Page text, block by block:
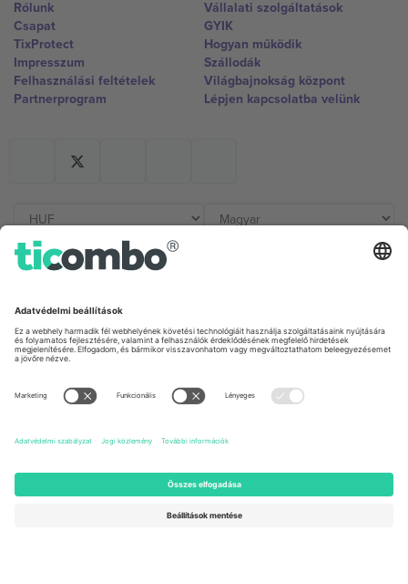
Rólunk
Csapat
TixProtect
Impresszum
Felhasználási feltételek
Partnerprogram
Vállalati szolgáltatások
GYIK
Hogyan működik
Szállodák
Világbajnokság központ
Lépjen kapcsolatba velünk
Germany
Unter den Linden 24, 10117
Berlin, Germany
United Kingdom
167 City Road, London, Greater
Newark, Delaware 19713, United
States
Engelberg, Switzerland